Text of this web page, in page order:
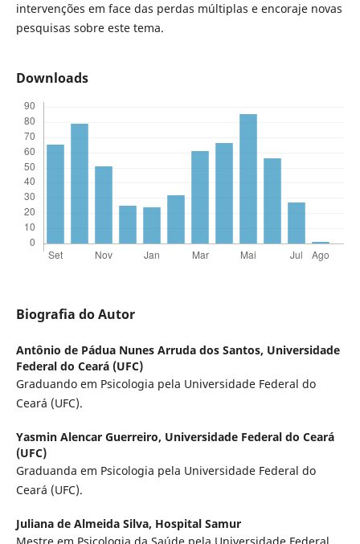
intervenções em face das perdas múltiplas e encoraje novas
pesquisas sobre este tema.
Downloads
Biografia do Autor
Antônio de Pádua Nunes Arruda dos Santos, Universidade
Federal do Ceará (UFC)
Graduando em Psicologia pela Universidade Federal do
Ceará (UFC).
Yasmin Alencar Guerreiro, Universidade Federal do Ceará
(UFC)
Graduanda em Psicologia pela Universidade Federal do
Ceará (UFC).
Juliana de Almeida Silva, Hospital Samur